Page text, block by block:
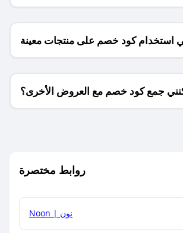
استخدام كود خصم على منتجات معينة
فقط؟
جمع كود خصم مع العروض الأخرى؟
روابط مختصرة
Noon | نون